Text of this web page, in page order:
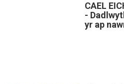
CAEL
-
yr ap